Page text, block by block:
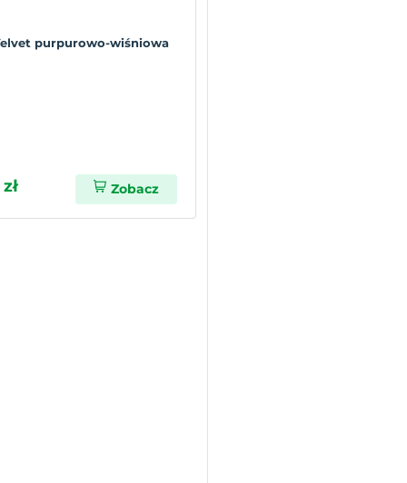
purpurowo-wiśniowa
Zobacz